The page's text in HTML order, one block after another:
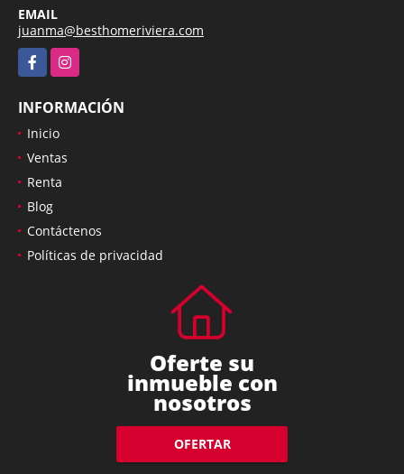
EMAIL
juanma@besthomeriviera.com
FacebookInstagram
INFORMACIÓN
Inicio
Ventas
Renta
Blog
Contáctenos
Políticas de privacidad
Oferte su
inmueble con
nosotros
OFERTAR